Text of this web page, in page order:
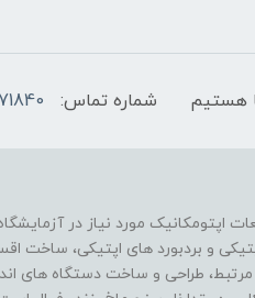
هستیم شماره تماس:
اپتومکانیک مورد نیاز در
و بردبورد های اپتیکی، ساخت
مرتبط، طراحی و ساخت دستگاه های